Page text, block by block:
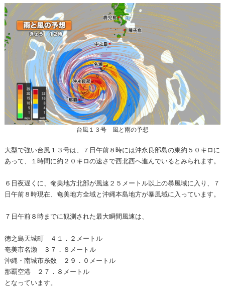
台風１３号 風と雨の予想
大型で強い台風１３号は、７日午前８時には沖永良部島の東約５０キロに
あって、１時間に約２０キロの速さで西北西へ進んでいるとみられます。
６日夜遅くに、奄美地方北部が風速２５メートル以上の暴風域に入り、７
日午前８時現在、奄美地方全域と沖縄本島地方が暴風域に入っています。
７日午前８時までに観測された最大瞬間風速は、
徳之島天城町 ４１．２メートル
奄美市名瀬 ３７．８メートル
沖縄・南城市糸数 ２９．０メートル
那覇空港 ２７．８メートル
となっています。